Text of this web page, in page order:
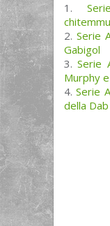
Serie
Gabigol
Serie
Murphy e
Serie
della Dab